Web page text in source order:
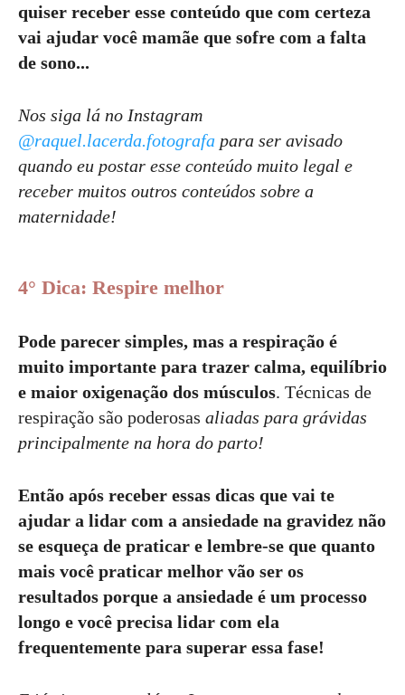
quiser receber esse conteúdo que com certeza
vai ajudar você mamãe que sofre com a falta
de sono...
Nos siga lá no Instagram
@raquel.lacerda.fotografa para ser avisado
quando eu postar esse conteúdo muito legal e
receber muitos outros conteúdos sobre a
maternidade!
4° Dica: Respire melhor
Pode parecer simples, mas a respiração é
muito importante para trazer calma, equilíbrio
e maior oxigenação dos músculos. Técnicas de
respiração são poderosas aliadas para grávidas
principalmente na hora do parto!
Então após receber essas dicas que vai te
ajudar a lidar com a ansiedade na gravidez não
se esqueça de praticar e lembre-se que quanto
mais você praticar melhor vão ser os
resultados porque a ansiedade é um processo
longo e você precisa lidar com ela
frequentemente para superar essa fase!